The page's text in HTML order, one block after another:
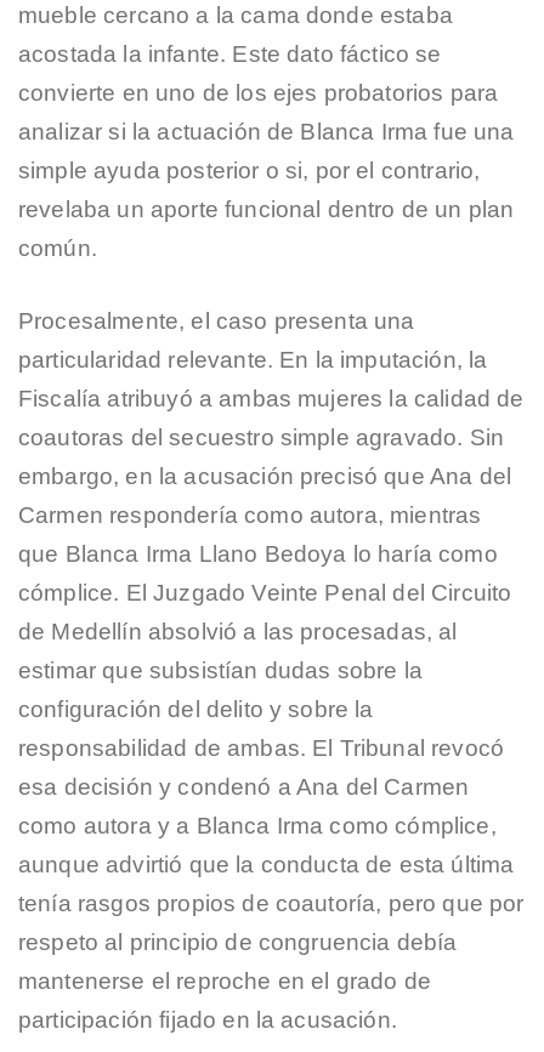
mueble cercano a la cama donde estaba
acostada la infante. Este dato fáctico se
convierte en uno de los ejes probatorios para
analizar si la actuación de Blanca Irma fue una
simple ayuda posterior o si, por el contrario,
revelaba un aporte funcional dentro de un plan
común.
Procesalmente, el caso presenta una
particularidad relevante. En la imputación, la
Fiscalía atribuyó a ambas mujeres la calidad de
coautoras del secuestro simple agravado. Sin
embargo, en la acusación precisó que Ana del
Carmen respondería como autora, mientras
que Blanca Irma Llano Bedoya lo haría como
cómplice. El Juzgado Veinte Penal del Circuito
de Medellín absolvió a las procesadas, al
estimar que subsistían dudas sobre la
configuración del delito y sobre la
responsabilidad de ambas. El Tribunal revocó
esa decisión y condenó a Ana del Carmen
como autora y a Blanca Irma como cómplice,
aunque advirtió que la conducta de esta última
tenía rasgos propios de coautoría, pero que por
respeto al principio de congruencia debía
mantenerse el reproche en el grado de
participación fijado en la acusación.